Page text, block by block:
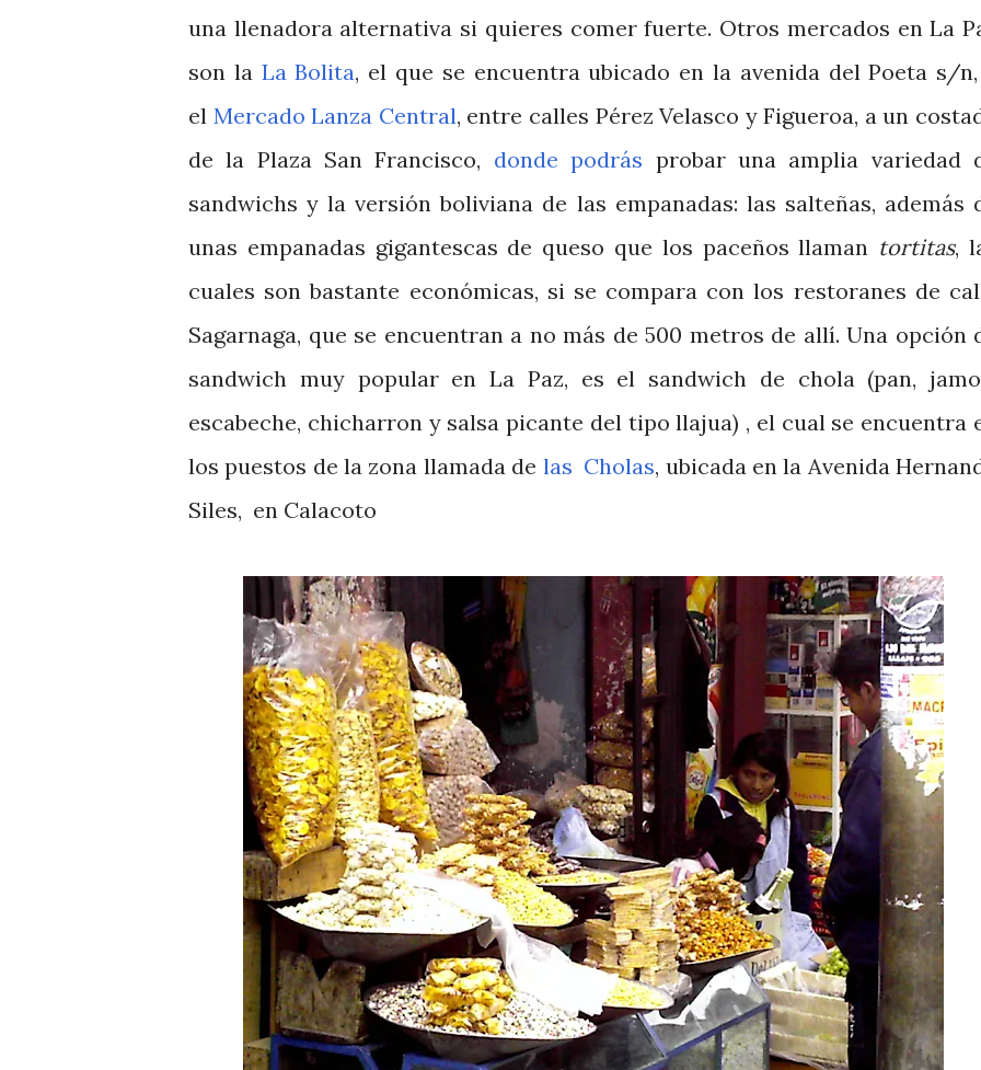
una llenadora alternativa si quieres comer fuerte. Otros mercados en La
son la La Bolita, el que se encuentra ubicado en la avenida del Poeta s/
el Mercado Lanza Central, entre calles Pérez Velasco y Figueroa, a un
de la Plaza San Francisco, donde podrás probar una amplia variedad
sandwichs y la versión boliviana de las empanadas: las salteñas, además
unas empanadas gigantescas de queso que los paceños llaman tortitas,
cuales son bastante económicas, si se compara con los restoranes de
Sagarnaga, que se encuentran a no más de 500 metros de allí. Una opción
sandwich muy popular en La Paz, es el sandwich de chola (pan,
escabeche, chicharron y salsa picante del tipo llajua) , el cual se encuentra
los puestos de la zona llamada de las Cholas, ubicada en la Avenida
Siles, en Calacoto